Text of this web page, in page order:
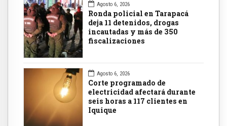
Agosto 6, 2026
Ronda policial en Tarapacá
deja 11 detenidos, drogas
incautadas y más de 350
fiscalizaciones
Agosto 6, 2026
Corte programado de
electricidad afectará durante
seis horas a 117 clientes en
Iquique